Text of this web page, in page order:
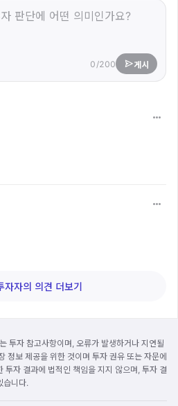
0/200 게시
자자의 의견 더보기
투자 참고사항이며, 오류가 발생하거나 지연될
정보 제공을 위한 것이며 투자 권유 또는 자문에
투자 결과에 법적인 책임을 지지 않으며, 투자 결
습니다.